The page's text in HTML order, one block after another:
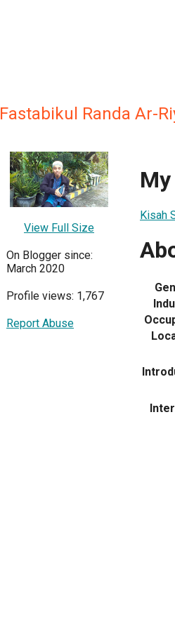
Fastabikul Randa Ar-
View Full Size
On Blogger since:
March 2020
Profile views: 1,767
Report Abuse
Kisah